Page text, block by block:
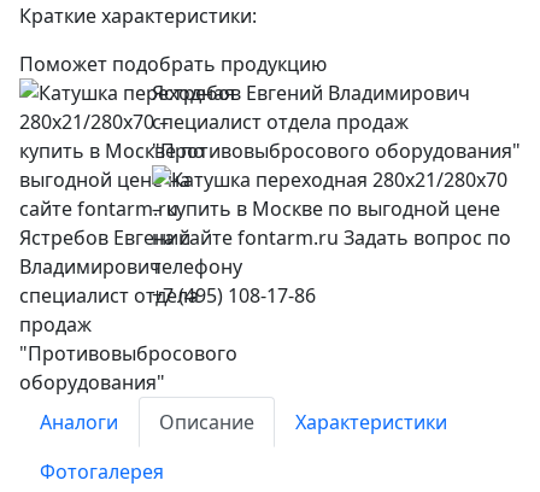
Краткие характеристики:
Поможет подобрать продукцию
Ястребов Евгений Владимирович
специалист отдела продаж
"Противовыбросового оборудования"
+7 (495) 108-17-86
Аналоги Описание
Характеристики
Фотогалерея